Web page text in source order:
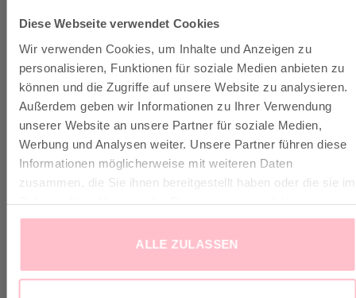
Diese Webseite verwendet Cookies
Wir verwenden Cookies, um Inhalte und Anzeigen zu
personalisieren, Funktionen für soziale Medien anbieten zu
können und die Zugriffe auf unsere Website zu analysieren.
Außerdem geben wir Informationen zu Ihrer Verwendung
unserer Website an unsere Partner für soziale Medien,
Werbung und Analysen weiter. Unsere Partner führen diese
Informationen möglicherweise mit weiteren Daten
zusammen, die Sie ihnen bereitgestellt haben oder die sie im
ALLE ZULASSEN
sustainable production.
VERSAND & INFO
✓ Versandkostenfrei ab 149€
✓ Klimaneutraler Versand mit DHL / GoGreen
✓Lieferungund Retoure
VERTRAG WIDERRUFEN